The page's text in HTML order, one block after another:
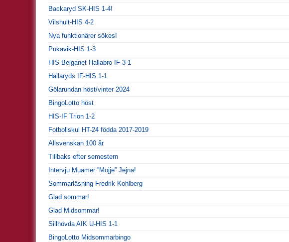
Backaryd SK-HIS 1-4!
Vilshult-HIS 4-2
Nya funktionärer sökes!
Pukavik-HIS 1-3
HIS-Belganet Hallabro IF 3-1
Hällaryds IF-HIS 1-1
Gölarundan höst/vinter 2024
BingoLotto höst
HIS-IF Trion 1-2
Fotbollskul HT-24 födda 2017-2019
Allsvenskan 100 år
Tillbaks efter semestern
Intervju Muamer ”Mojje” Jejna!
Sommarläsning Fredrik Kohlberg
Glad sommar!
Glad Midsommar!
Sillhövda AIK U-HIS 1-1
BingoLotto Midsommarbingo